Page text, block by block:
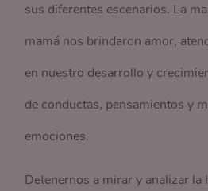
sus diferentes escenarios. La
mamá nos brindaron amor,
en nuestro desarrollo y
de conductas, pensamientos y
emociones.
Detenernos a mirar y analizar la